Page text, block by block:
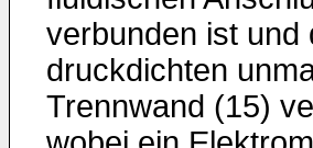
verbunden ist und
druckdichten
Trennwand (15)